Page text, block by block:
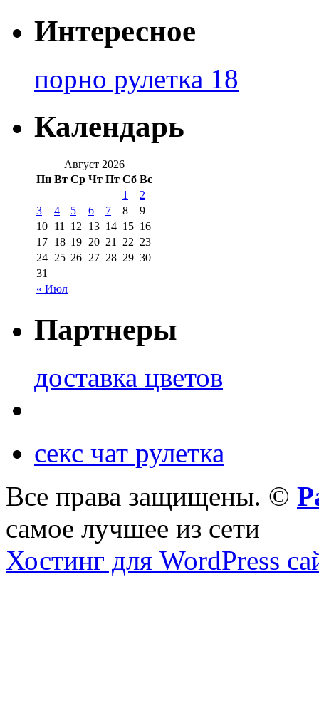
Интересное
порно рулетка 18
Календарь
Август 2026
Пн Вт Ср Чт Пт Сб Вс
« Июл
1
2
3
4 5 6 7 8
9
10 11 12 13 14 15 16
17 18 19 20 21 22 23
24 25 26 27 28 29 30
31
Партнеры
доставка цветов
секс чат рулетка
Все права защищены. ©
самое лучшее из сети
Хостинг для WordPress